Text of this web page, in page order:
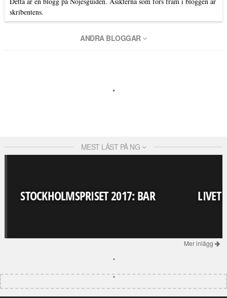
skribentens.
ANDRA BLOGGAR
MEST LÄST PÅ NG
STOCKHOLMSPRISET 2017: BAR LIVET
Mer inlägg